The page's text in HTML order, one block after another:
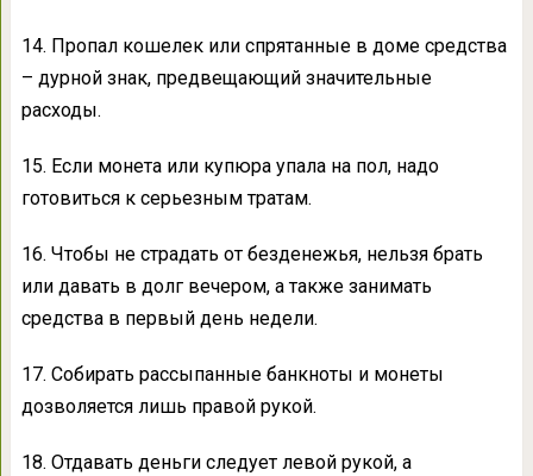
14. Пропал кошелек или спрятанные в доме средства
– дурной знак, предвещающий значительные
расходы.
15. Если монета или купюра упала на пол, надо
готовиться к серьезным тратам.
16. Чтобы не страдать от безденежья, нельзя брать
или давать в долг вечером, а также занимать
средства в первый день недели.
17. Собирать рассыпанные банкноты и монеты
дозволяется лишь правой рукой.
18. Отдавать деньги следует левой рукой, а